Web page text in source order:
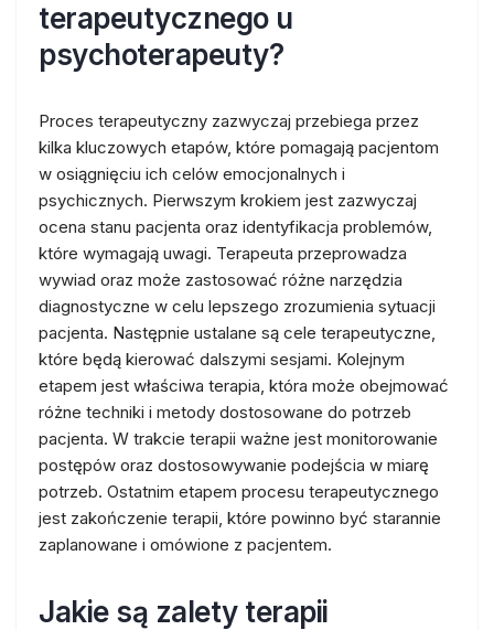
terapeutycznego u
psychoterapeuty?
Proces terapeutyczny zazwyczaj przebiega przez
kilka kluczowych etapów, które pomagają pacjentom
w osiągnięciu ich celów emocjonalnych i
psychicznych. Pierwszym krokiem jest zazwyczaj
ocena stanu pacjenta oraz identyfikacja problemów,
które wymagają uwagi. Terapeuta przeprowadza
wywiad oraz może zastosować różne narzędzia
diagnostyczne w celu lepszego zrozumienia sytuacji
pacjenta. Następnie ustalane są cele terapeutyczne,
które będą kierować dalszymi sesjami. Kolejnym
etapem jest właściwa terapia, która może obejmować
różne techniki i metody dostosowane do potrzeb
pacjenta. W trakcie terapii ważne jest monitorowanie
postępów oraz dostosowywanie podejścia w miarę
potrzeb. Ostatnim etapem procesu terapeutycznego
jest zakończenie terapii, które powinno być starannie
zaplanowane i omówione z pacjentem.
Jakie są zalety terapii